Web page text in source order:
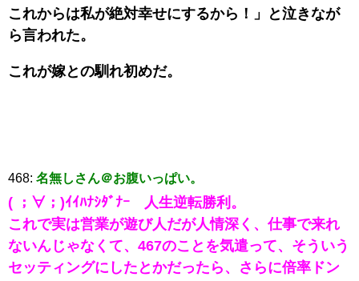
これからは私が絶対幸せにするから！」と泣きなが
ら言われた。
これが嫁との馴れ初めだ。
468: 名無しさん＠お腹いっぱい。
( ；∀；)ｲｲﾊﾅｼﾀﾞﾅｰ 人生逆転勝利。
これで実は営業が遊び人だが人情深く、仕事で来れ
ないんじゃなくて、467のことを気遣って、そういう
セッティングにしたとかだったら、さらに倍率ドン